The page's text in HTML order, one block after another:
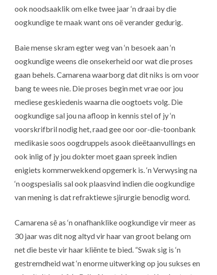
ook noodsaaklik om elke twee jaar ‘n draai by die
oogkundige te maak want ons oë verander gedurig.
Baie mense skram egter weg van ‘n besoek aan ‘n
oogkundige weens die onsekerheid oor wat die proses
gaan behels. Camarena waarborg dat dit niks is om voor
bang te wees nie. Die proses begin met vrae oor jou
mediese geskiedenis waarna die oogtoets volg. Die
oogkundige sal jou na afloop in kennis stel of jy ‘n
voorskrifbril nodig het, raad gee oor oor-die-toonbank
medikasie soos oogdruppels asook dieëtaanvullings en
ook inlig of jy jou dokter moet gaan spreek indien
enigiets kommerwekkend opgemerk is. ‘n Verwysing na
‘n oogspesialis sal ook plaasvind indien die oogkundige
van mening is dat refraktiewe sjirurgie benodig word.
Camarena sê as ‘n onafhanklike oogkundige vir meer as
30 jaar was dit nog altyd vir haar van groot belang om
net die beste vir haar kliënte te bied. “Swak sig is ‘n
gestremdheid wat ‘n enorme uitwerking op jou sukses en